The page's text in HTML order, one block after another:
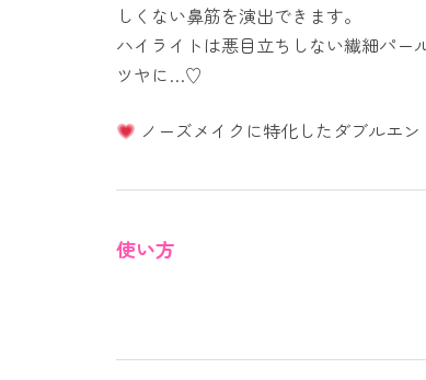
しくない鼻筋を演出できます。
ハイライトは悪目立ちしない繊細パー
ツヤに…♡
ノーズメイクに特化したダブルエン
使い方